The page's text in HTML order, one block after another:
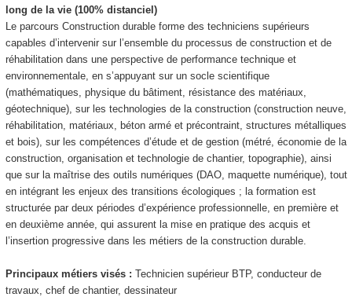
long de la vie (100% distanciel)
Le parcours Construction durable forme des techniciens supérieurs
capables d’intervenir sur l’ensemble du processus de construction et de
réhabilitation dans une perspective de performance technique et
environnementale, en s’appuyant sur un socle scientifique
(mathématiques, physique du bâtiment, résistance des matériaux,
géotechnique), sur les technologies de la construction (construction neuve,
réhabilitation, matériaux, béton armé et précontraint, structures métalliques
et bois), sur les compétences d’étude et de gestion (métré, économie de la
construction, organisation et technologie de chantier, topographie), ainsi
que sur la maîtrise des outils numériques (DAO, maquette numérique), tout
en intégrant les enjeux des transitions écologiques ; la formation est
structurée par deux périodes d’expérience professionnelle, en première et
en deuxième année, qui assurent la mise en pratique des acquis et
l’insertion progressive dans les métiers de la construction durable.
Principaux métiers visés : Technicien supérieur BTP, conducteur de
travaux, chef de chantier, dessinateur